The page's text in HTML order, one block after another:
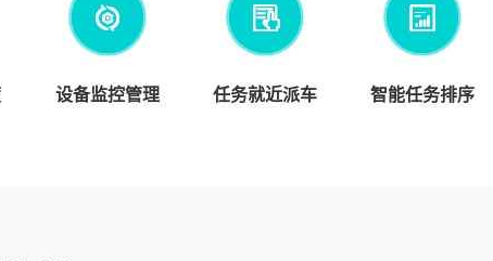
设备监控管理 任务就近派车 智能任务排序